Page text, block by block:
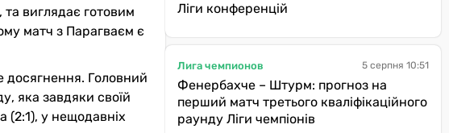
виглядає готовим
матч з Парагваєм є
досягнення. Головний
яка завдяки своїй
(2:1), у нещодавніх
Ліги конференцій
Лига чемпионов 5 серпня 10:51
Фенербахче – Штурм: прогноз на
перший матч третього кваліфікаційного
раунду Ліги чемпіонів